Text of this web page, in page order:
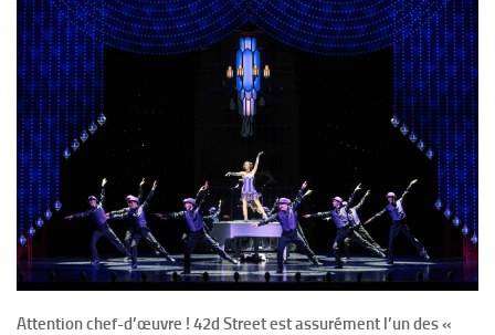
Attention chef-d’œuvre ! 42d Street est assurément l’un des «